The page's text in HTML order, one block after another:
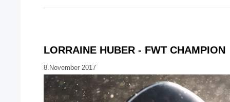
LORRAINE HUBER - FWT CHAMPION
8.November 2017